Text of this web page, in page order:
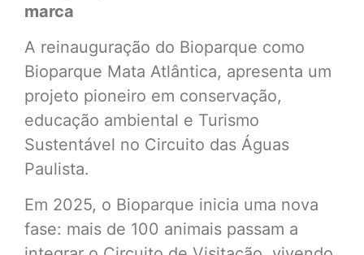
marca
A reinauguração do Bioparque como
Bioparque Mata Atlântica, apresenta um
projeto pioneiro em conservação,
educação ambiental e Turismo
Sustentável no Circuito das Águas
Paulista.
Em 2025, o Bioparque inicia uma nova
fase: mais de 100 animais passam a